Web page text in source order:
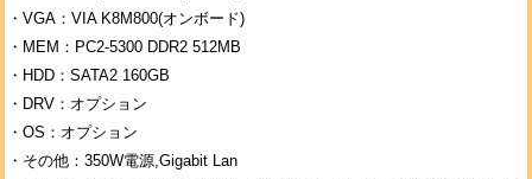
・VGA：VIA K8M800(オンボード)
・MEM：PC2-5300 DDR2 512MB
・HDD：SATA2 160GB
・DRV：オプション
・OS：オプション
・その他：350W電源,Gigabit Lan